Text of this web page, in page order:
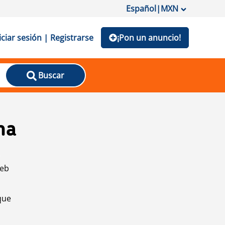
Español|MXN
sesión | Registrarse ¡Pon un anuncio!
Buscar